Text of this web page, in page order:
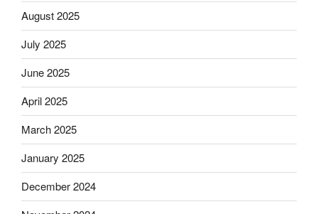
August 2025
July 2025
June 2025
April 2025
March 2025
January 2025
December 2024